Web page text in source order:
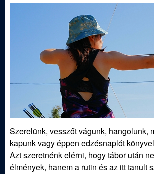
Szerelünk, vesszőt vágunk, hangolunk,
kapunk vagy éppen edzésnaplót
Azt szeretnénk elérni, hogy tábor után
élmények, hanem a rutin és az itt tanult